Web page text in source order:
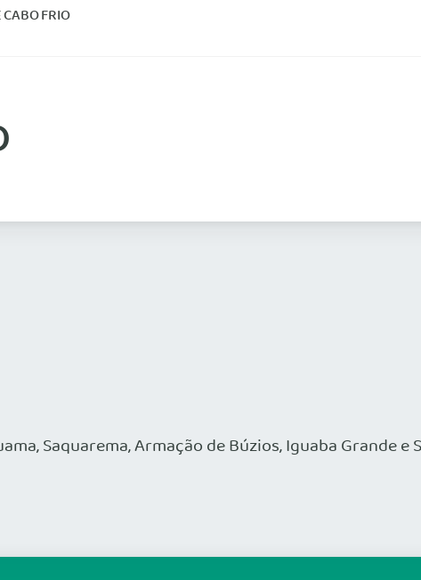
FRIO
Saquarema, Armação de Búzios, Iguaba Grande e